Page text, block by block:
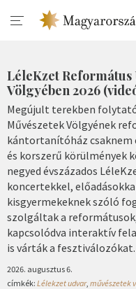
LéleKzet Református
Völgyében 2026
Megújult terekben
Művészetek Völgyének
kántortanítóház csaknem
és korszerű körülmények
negyed évszázados
koncertekkel,
kisgyermekeknek szóló
szolgáltak a
kapcsolódva interaktív
is várták a fesztiválozókat.
2026. augusztus 6.
címkék: Lélekzet udvar, művészetek